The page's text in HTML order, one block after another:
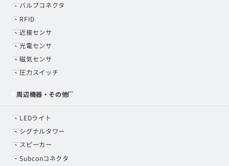
バルブコネクタ
RFID
近接センサ
光電センサ
磁気センサ
圧力スイッチ
周辺機器・その他
LEDライト
シグナルタワー
スピーカー
Subconコネクタ